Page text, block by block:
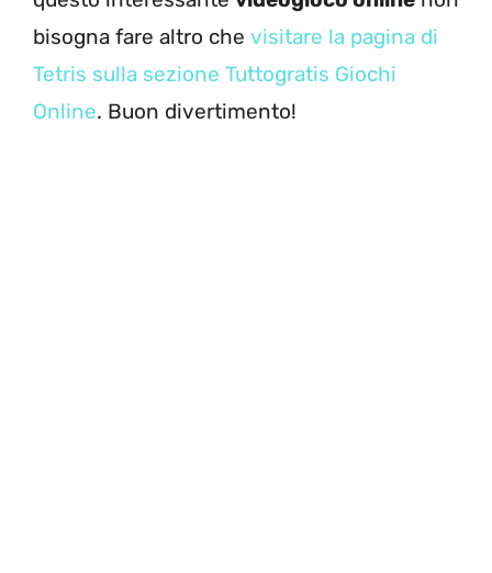
bisogna fare altro che visitare la pagina di
Tetris sulla sezione Tuttogratis Giochi
Online. Buon divertimento!